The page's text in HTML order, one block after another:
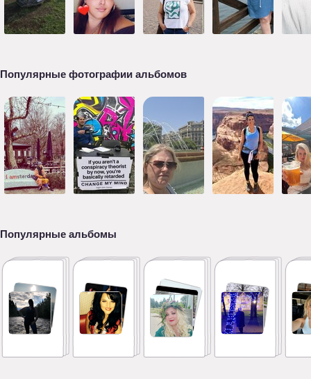
Популярные фотографии альбомов
Популярные альбомы